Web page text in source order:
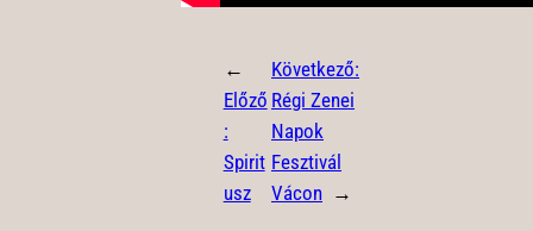
←
Előző
:
Spirit
usz
Következő:
Régi Zenei
Napok
Fesztivál
Vácon →